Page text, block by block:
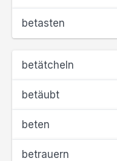
betasten
betätcheln
betäubt
beten
betrauern